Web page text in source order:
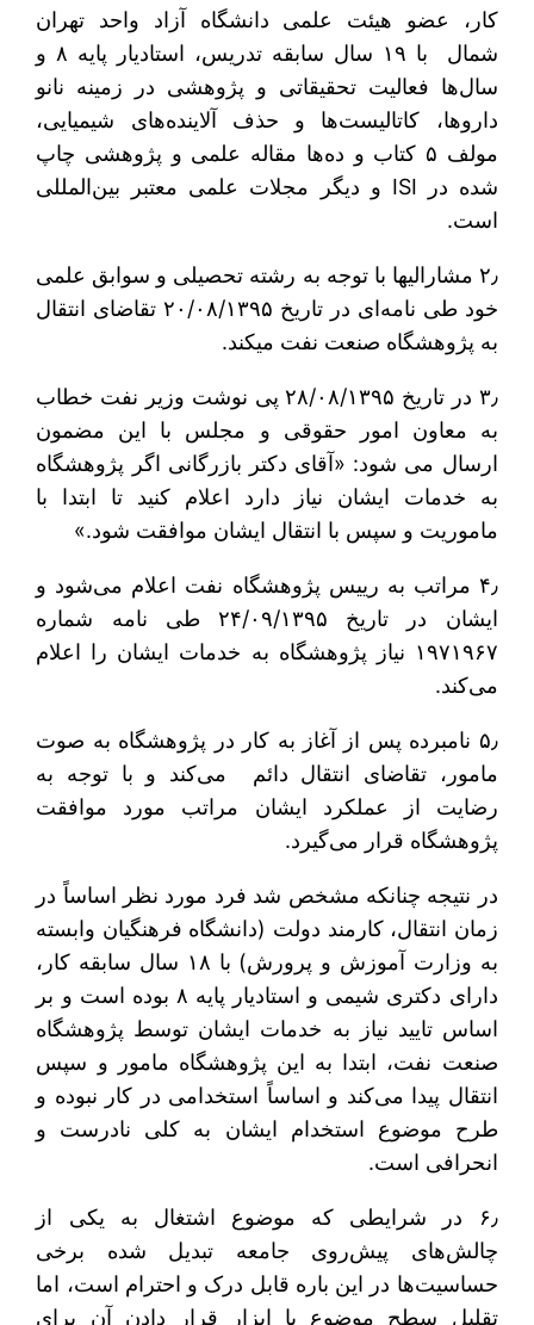
کار، عضو هیئت علمی دانشگاه آزاد واحد تهران
شمال با ۱۹ سال سابقه تدریس، استادیار پایه ۸ و
سال‌ها فعالیت تحقیقاتی و پژوهشی در زمینه نانو
داروها، کاتالیست‌ها و حذف آلاینده‌های شیمیایی،
مولف ۵ کتاب و ده‌ها مقاله علمی و پژوهشی چاپ
شده در ISI و دیگر مجلات علمی معتبر بین‌المللی
است.
۲٫ مشارالیها با توجه به رشته تحصیلی و سوابق علمی
خود طی نامه‌ای در تاریخ ۲۰/۰۸/۱۳۹۵ تقاضای انتقال
به پژوهشگاه صنعت نفت می‎کند.
۳٫ در تاریخ ۲۸/۰۸/۱۳۹۵ پی نوشت وزیر نفت خطاب
به معاون امور حقوقی و مجلس با این مضمون
ارسال می ‎‌شود: «آقای دکتر بازرگانی اگر پژوهشگاه
به خدمات ایشان نیاز دارد اعلام کنید تا ابتدا با
ماموریت و سپس با انتقال ایشان موافقت شود.»
۴٫ مراتب به رییس پژوهشگاه نفت اعلام می‌شود و
ایشان در تاریخ ۲۴/۰۹/۱۳۹۵ طی نامه شماره
۱۹۷۱۹۶۷ نیاز پژوهشگاه به خدمات ایشان را اعلام
می‌کند.
۵٫ نامبرده پس از آغاز به کار در پژوهشگاه به صوت
مامور، تقاضای انتقال دائم می‌کند و با توجه به
رضایت از عملکرد ایشان مراتب مورد موافقت
پژوهشگاه قرار می‌گیرد.
در نتیجه چنانکه مشخص شد فرد مورد نظر اساساً در
زمان انتقال، کارمند دولت (دانشگاه فرهنگیان وابسته
به وزارت آموزش و پرورش) با ۱۸ سال سابقه کار،
دارای دکتری شیمی و استادیار پایه ۸ بوده است و بر
اساس تایید نیاز به خدمات ایشان توسط پژوهشگاه
صنعت نفت، ابتدا به این پژوهشگاه مامور و سپس
انتقال پیدا می‌کند و اساساً استخدامی در کار نبوده و
طرح موضوع استخدام ایشان به کلی نادرست و
انحرافی است.
۶٫ در شرایطی که موضوع اشتغال به یکی از
چالش‌های پیش‌روی جامعه تبدیل شده برخی
حساسیت‌ها در این باره قابل درک و احترام است، اما
تقلیل سطح موضوع یا ابزار قرار دادن آن برای